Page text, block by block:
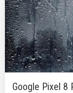
Google Pixel 8